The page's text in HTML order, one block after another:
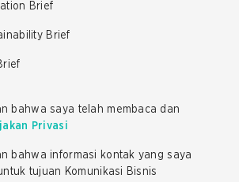
Brief
Brief
bahwa saya telah membaca dan
Privasi
bahwa informasi kontak yang saya
tujuan Komunikasi Bisnis